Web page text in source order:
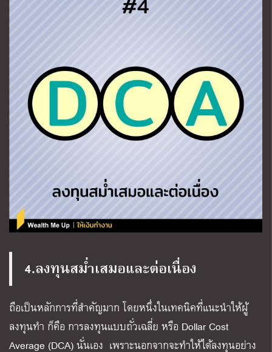
4.ลงทุนสม่ำเสมอและต่อเนื่อง
ถือเป็นหลักการที่สำคัญมาก โดยหนึ่งในเทคนิคที่แนะนำให้ผู้
ลงทุนทำ ก็คือ การลงทุนแบบถั่วเฉลี่ย หรือ Dollar Cost
Average (DCA) นั่นเอง เพราะนอกจากจะทำให้ได้ลงทุนอย่าง